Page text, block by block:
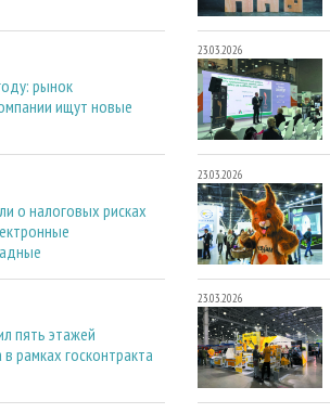
рынок
ищут новые
о налоговых рисках
пять этажей
рамках госконтракта
23.03.2026
23.03.2026
23.03.2026